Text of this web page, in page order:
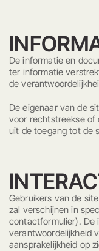
De informatie en
ter informatie
de
De eigenaar van de
voor rechtstreekse
uit de toegang tot de
Gebruikers van de
zal verschijnen in
contactformulier). De
verantwoordelijkheid
aansprakelijkheid op